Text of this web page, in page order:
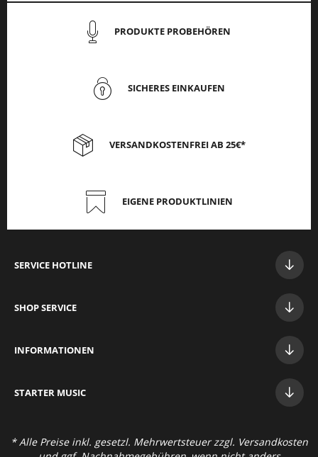
PRODUKTE PROBEHÖREN
SICHERES EINKAUFEN
VERSANDKOSTENFREI AB 25€*
EIGENE PRODUKTLINIEN
SERVICE HOTLINE
SHOP SERVICE
INFORMATIONEN
STARTER MUSIC
* Alle Preise inkl. gesetzl. Mehrwertsteuer zzgl. Versandkosten